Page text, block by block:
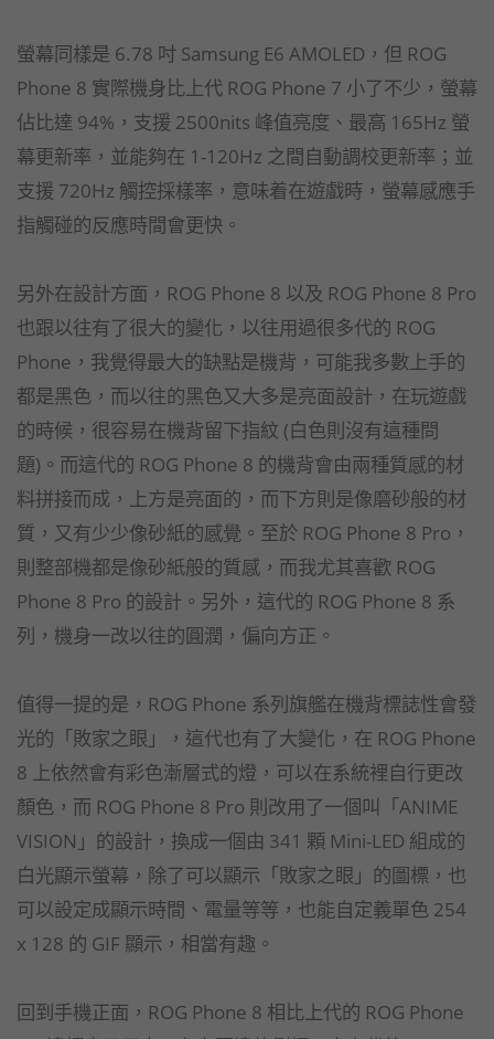
螢幕同樣是 6.78 吋 Samsung E6 AMOLED，但 ROG
Phone 8 實際機身比上代 ROG Phone 7 小了不少，螢幕
佔比達 94%，支援 2500nits 峰值亮度、最高 165Hz 螢
幕更新率，並能夠在 1-120Hz 之間自動調校更新率；並
支援 720Hz 觸控採樣率，意味着在遊戲時，螢幕感應手
指觸碰的反應時間會更快。
另外在設計方面，ROG Phone 8 以及 ROG Phone 8 Pro
也跟以往有了很大的變化，以往用過很多代的 ROG
Phone，我覺得最大的缺點是機背，可能我多數上手的
都是黑色，而以往的黑色又大多是亮面設計，在玩遊戲
的時候，很容易在機背留下指紋 (白色則沒有這種問
題)。而這代的 ROG Phone 8 的機背會由兩種質感的材
料拼接而成，上方是亮面的，而下方則是像磨砂般的材
質，又有少少像砂紙的感覺。至於 ROG Phone 8 Pro，
則整部機都是像砂紙般的質感，而我尤其喜歡 ROG
Phone 8 Pro 的設計。另外，這代的 ROG Phone 8 系
列，機身一改以往的圓潤，偏向方正。
值得一提的是，ROG Phone 系列旗艦在機背標誌性會發
光的「敗家之眼」，這代也有了大變化，在 ROG Phone
8 上依然會有彩色漸層式的燈，可以在系統裡自行更改
顏色，而 ROG Phone 8 Pro 則改用了一個叫「ANIME
VISION」的設計，換成一個由 341 顆 Mini-LED 組成的
白光顯示螢幕，除了可以顯示「敗家之眼」的圖標，也
可以設定成顯示時間、電量等等，也能自定義單色 254
x 128 的 GIF 顯示，相當有趣。
回到手機正面，ROG Phone 8 相比上代的 ROG Phone